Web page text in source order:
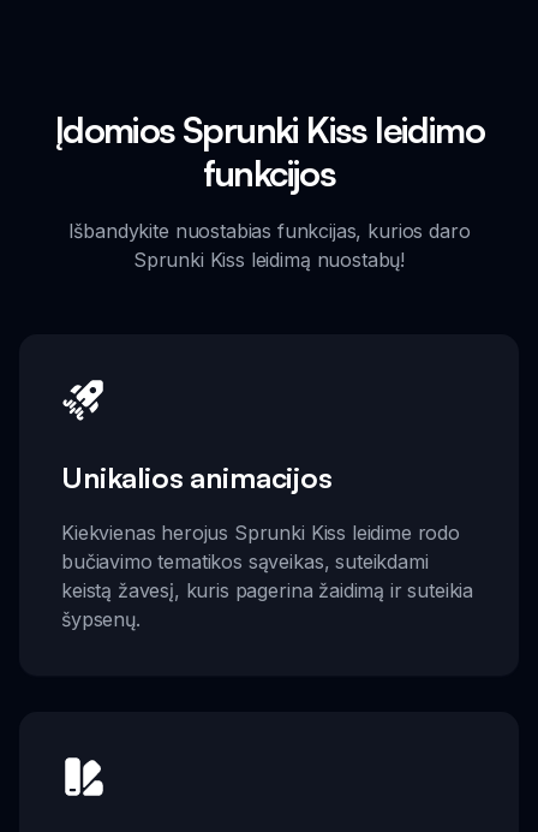
Įdomios Sprunki Kiss leidimo
funkcijos
Išbandykite nuostabias funkcijas, kurios daro
Sprunki Kiss leidimą nuostabų!
Unikalios animacijos
Kiekvienas herojus Sprunki Kiss leidime rodo
bučiavimo tematikos sąveikas, suteikdami
keistą žavesį, kuris pagerina žaidimą ir suteikia
šypsenų.